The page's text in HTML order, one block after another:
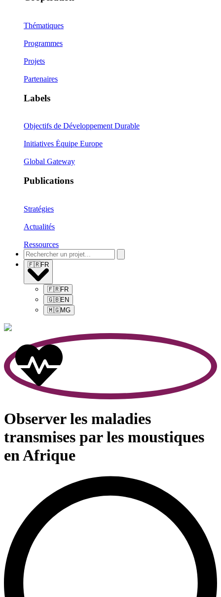
Thématiques
Programmes
Projets
Partenaires
Labels
Objectifs de Développement Durable
Initiatives Équipe Europe
Global Gateway
Publications
Stratégies
Actualités
Ressources
🇫🇷FR
🇫🇷FR
🇬🇧EN
🇲🇬MG
Observer les maladies
transmises par les moustiques
en Afrique